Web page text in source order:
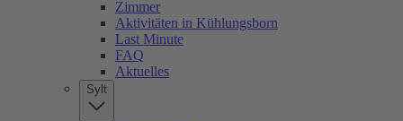
Zimmer
Aktivitäten in Kühlungsborn
Last Minute
FAQ
Aktuelles
Sylt